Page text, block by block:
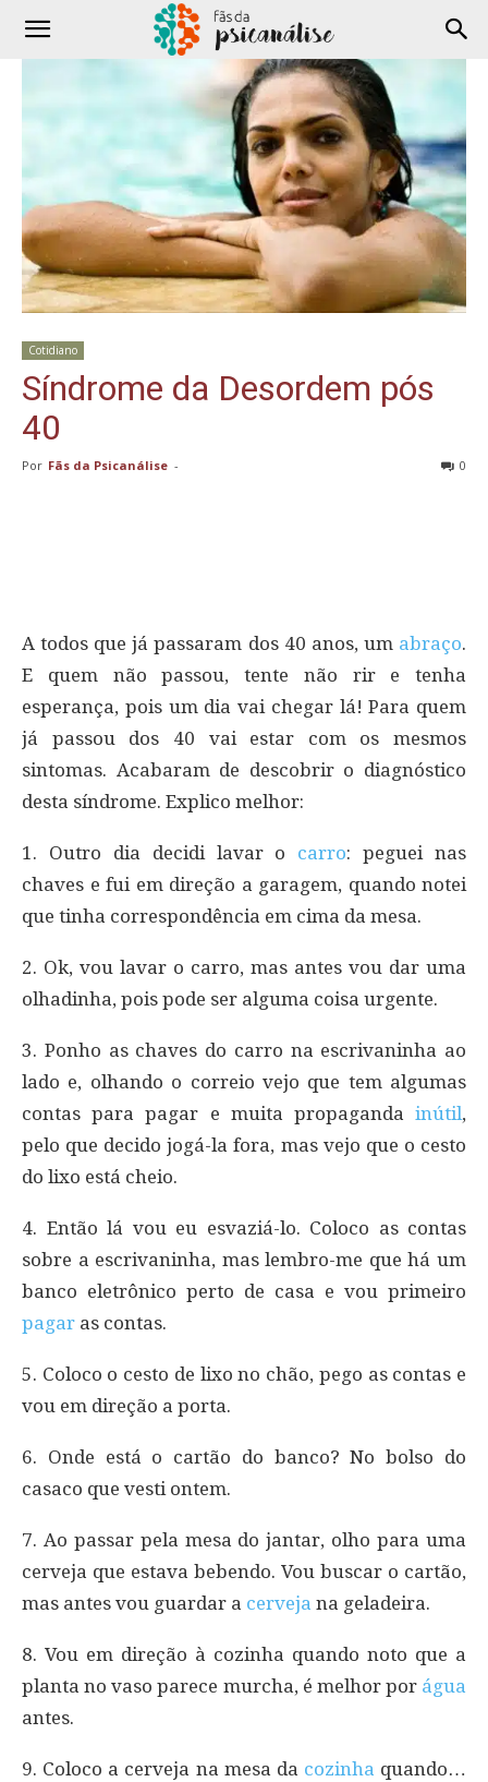
Cotidiano
Síndrome da Desordem pós
40
Por Fãs da Psicanálise - 0
A todos que já passaram dos 40 anos, um abraço.
E quem não passou, tente não rir e tenha
esperança, pois um dia vai chegar lá! Para quem
já passou dos 40 vai estar com os mesmos
sintomas. Acabaram de descobrir o diagnóstico
desta síndrome. Explico melhor:
1. Outro dia decidi lavar o carro: peguei nas
chaves e fui em direção a garagem, quando notei
que tinha correspondência em cima da mesa.
2. Ok, vou lavar o carro, mas antes vou dar uma
olhadinha, pois pode ser alguma coisa urgente.
3. Ponho as chaves do carro na escrivaninha ao
lado e, olhando o correio vejo que tem algumas
contas para pagar e muita propaganda inútil,
pelo que decido jogá-la fora, mas vejo que o cesto
do lixo está cheio.
4. Então lá vou eu esvaziá-lo. Coloco as contas
sobre a escrivaninha, mas lembro-me que há um
banco eletrônico perto de casa e vou primeiro
pagar as contas.
5. Coloco o cesto de lixo no chão, pego as contas e
vou em direção a porta.
6. Onde está o cartão do banco? No bolso do
casaco que vesti ontem.
7. Ao passar pela mesa do jantar, olho para uma
cerveja que estava bebendo. Vou buscar o cartão,
mas antes vou guardar a cerveja na geladeira.
8. Vou em direção à cozinha quando noto que a
planta no vaso parece murcha, é melhor por água
antes.
9. Coloco a cerveja na mesa da cozinha quando…